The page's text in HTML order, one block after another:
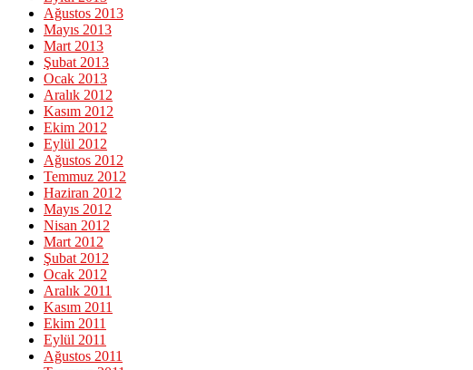
Ağustos 2013
Mayıs 2013
Mart 2013
Şubat 2013
Ocak 2013
Aralık 2012
Kasım 2012
Ekim 2012
Eylül 2012
Ağustos 2012
Temmuz 2012
Haziran 2012
Mayıs 2012
Nisan 2012
Mart 2012
Şubat 2012
Ocak 2012
Aralık 2011
Kasım 2011
Ekim 2011
Eylül 2011
Ağustos 2011